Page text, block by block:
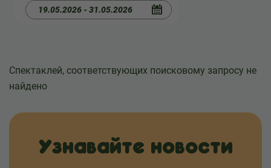
Спектаклей, соответствующих поисковому запросу не
найдено
Узнавайте новости